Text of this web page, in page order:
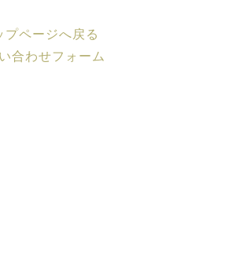
ページへ戻る
合わせフォーム